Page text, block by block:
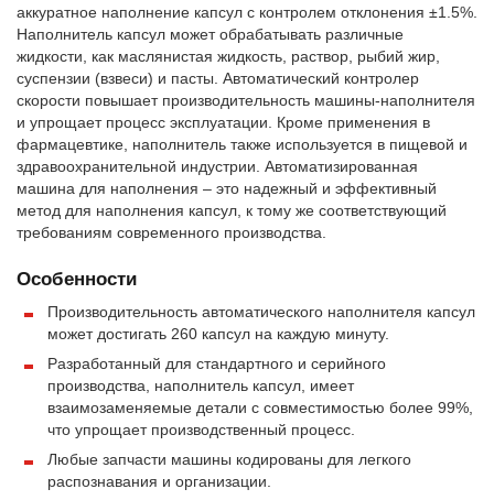
аккуратное наполнение капсул с контролем отклонения ±1.5%.
Наполнитель капсул может обрабатывать различные
жидкости, как маслянистая жидкость, раствор, рыбий жир,
суспензии (взвеси) и пасты. Автоматический контролер
скорости повышает производительность машины-наполнителя
и упрощает процесс эксплуатации. Кроме применения в
фармацевтике, наполнитель также используется в пищевой и
здравоохранительной индустрии. Автоматизированная
машина для наполнения – это надежный и эффективный
метод для наполнения капсул, к тому же соответствующий
требованиям современного производства.
Особенности
Производительность автоматического наполнителя капсул
может достигать 260 капсул на каждую минуту.
Разработанный для стандартного и серийного
производства, наполнитель капсул, имеет
взаимозаменяемые детали с совместимостью более 99%,
что упрощает производственный процесс.
Любые запчасти машины кодированы для легкого
распознавания и организации.